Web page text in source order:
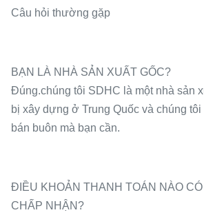
Câu hỏi thường gặp
BẠN LÀ NHÀ SẢN XUẤT GỐC?
Đúng.chúng tôi SDHC là một nhà sản
bị xây dựng ở Trung Quốc và chúng
bán buôn mà bạn cần.
ĐIỀU KHOẢN THANH TOÁN NÀO
CHẤP NHẬN?